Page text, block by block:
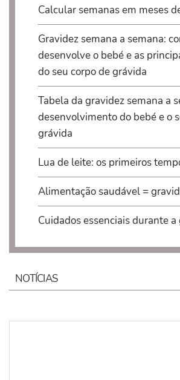
Calcular semanas em meses
Gravidez semana a semana:
desenvolve o bebé e as
do seu corpo de grávida
Tabela da gravidez semana a
desenvolvimento do bebé e o
grávida
Lua de leite: os primeiros
Alimentação saudável =
Cuidados essenciais durante
NOTÍCIAS